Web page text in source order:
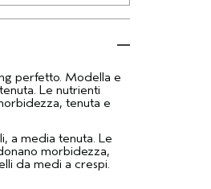
perfetto. Modella e
Le nutrienti
tenuta e
a media tenuta. Le
morbidezza,
da medi a crespi.